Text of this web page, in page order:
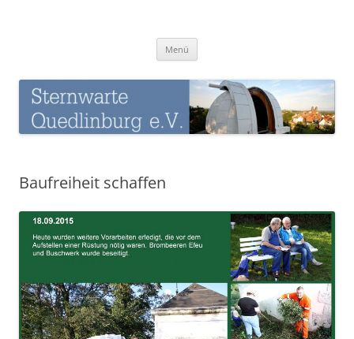
Menü
Baufreiheit schaffen